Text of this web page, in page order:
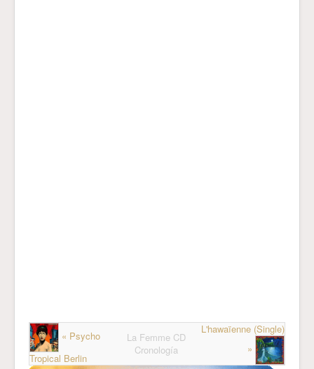
« Psycho
Tropical Berlin
La Femme CD
Cronología
L'hawaïenne (Single)
»